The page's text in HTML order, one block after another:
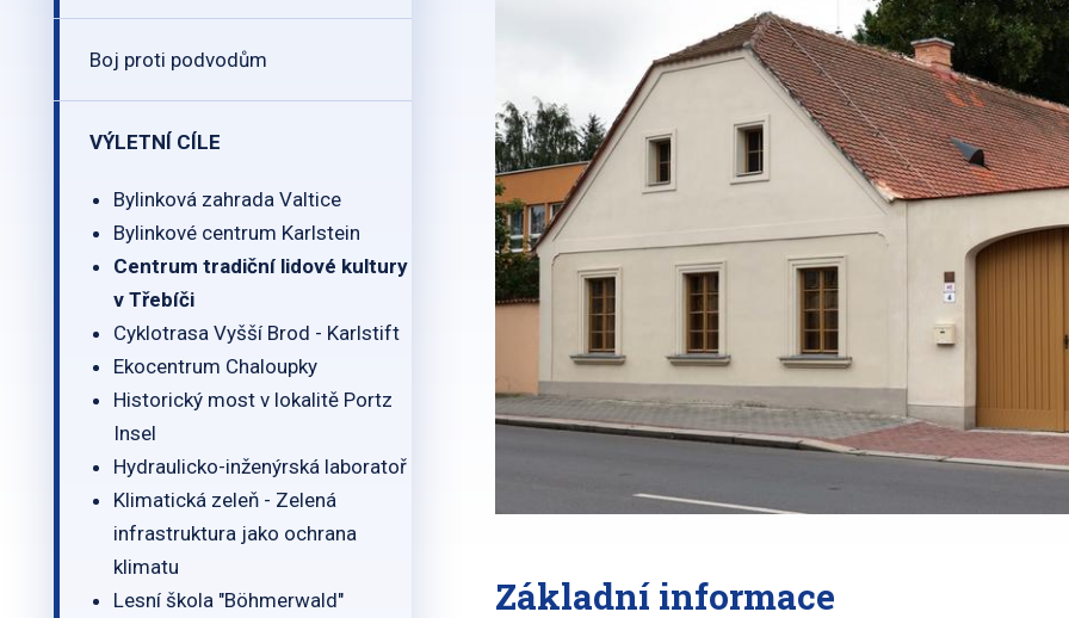
Boj proti podvodům
VÝLETNÍ CÍLE
Bylinková zahrada Valtice
Bylinkové centrum Karlstein
Centrum tradiční lidové kultury
v Třebíči
Cyklotrasa Vyšší Brod - Karlstift
Ekocentrum Chaloupky
Historický most v lokalitě Portz
Insel
Hydraulicko-inženýrská laboratoř
Klimatická zeleň - Zelená
infrastruktura jako ochrana
klimatu
Lesní škola "Böhmerwald"
Základní informace